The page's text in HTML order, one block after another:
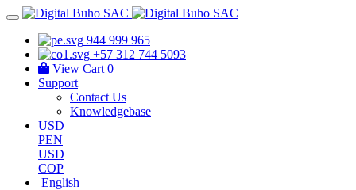
944 999 965
+57 312 744 5093
View Cart 0
Support
Contact Us
Knowledgebase
USD
PEN
USD
COP
English